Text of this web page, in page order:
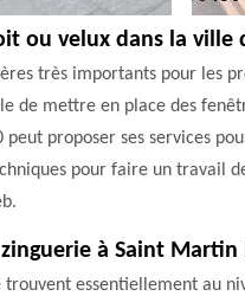
ou velux dans la ville
très importants pour les
de mettre en place des
proposer ses services
pour faire un travail
à Saint Martin
trouvent essentiellement au